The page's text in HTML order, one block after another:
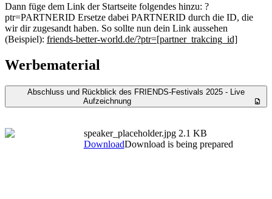
Dann füge dem Link der Startseite folgendes hinzu: ?
ptr=PARTNERID Ersetze dabei PARTNERID durch die ID, die
wir dir zugesandt haben. So sollte nun dein Link aussehen
(Beispiel): friends-better-world.de/?ptr=[partner_trakcing_id]
Werbematerial
Abschluss und Rückblick des FRIENDS-Festivals 2025 - Live
Aufzeichnung
speaker_placeholder.jpg 2.1 KB
DownloadDownload is being prepared